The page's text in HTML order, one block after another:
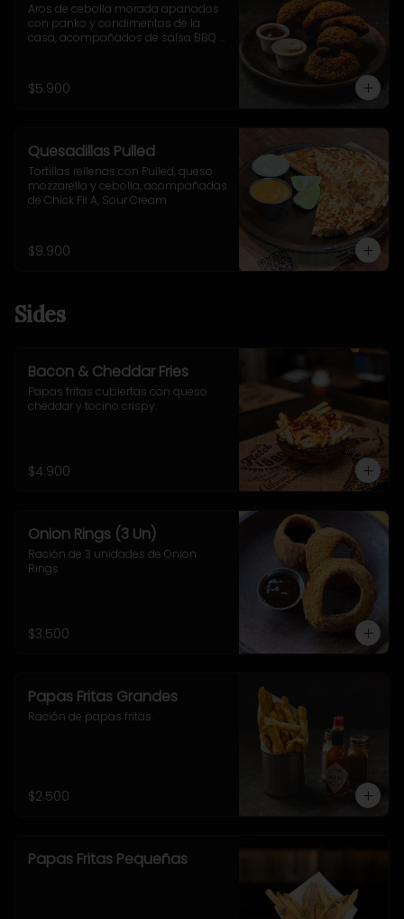
Aros de cebolla morada apanados
con panko y condimentos de la
casa, acompañados de salsa BBQ y
$5.900
Quesadillas Pulled
Tortillas rellenas con Pulled, queso
mozzarella y cebolla, acompañadas
de Chick Fil A, Sour Cream
$9.900
Sides
Bacon & Cheddar Fries
Papas fritas cubiertas con queso
cheddar y tocino crispy.
$4.900
Onion Rings (3 Un)
Ración de 3 unidades de Onion
Rings
$3.500
Papas Fritas Grandes
Ración de papas fritas.
$2.500
Papas Fritas Pequeñas